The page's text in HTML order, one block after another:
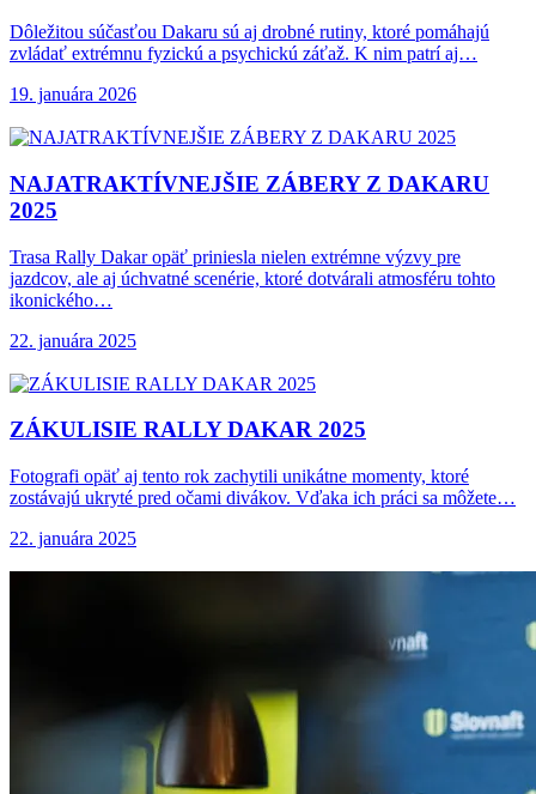
Dôležitou súčasťou Dakaru sú aj drobné rutiny, ktoré pomáhajú
zvládať extrémnu fyzickú a psychickú záťaž. K nim patrí aj…
19. januára 2026
NAJATRAKTÍVNEJŠIE ZÁBERY Z DAKARU
2025
Trasa Rally Dakar opäť priniesla nielen extrémne výzvy pre
jazdcov, ale aj úchvatné scenérie, ktoré dotvárali atmosféru tohto
ikonického…
22. januára 2025
ZÁKULISIE RALLY DAKAR 2025
Fotografi opäť aj tento rok zachytili unikátne momenty, ktoré
zostávajú ukryté pred očami divákov. Vďaka ich práci sa môžete…
22. januára 2025